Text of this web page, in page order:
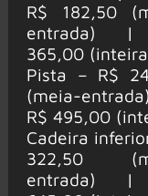
R$ 182,50
entrada) |
365,00
Pista – R$
(meia-
R$ 495,00
Cadeira
322,50
entrada) |